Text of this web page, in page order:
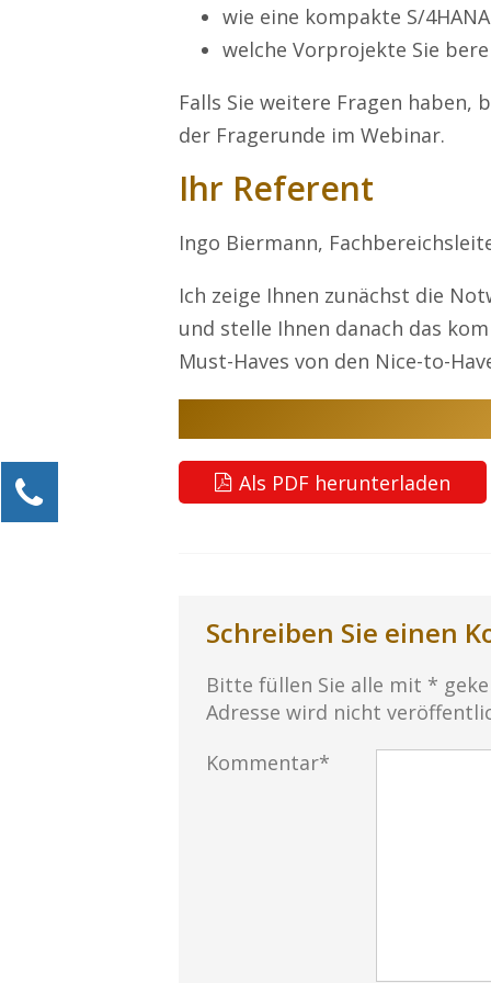
wie eine kompakte S/
welche Vorprojekte Sie
Falls Sie weitere Fragen
der Fragerunde im Webinar.
Ihr Referent
Ingo Biermann,
Ich zeige Ihnen zunächst die
und stelle Ihnen danach das
Must-Haves von den Nice-to-
Als PDF herunterladen
Schreiben Sie einen
Bitte füllen Sie alle mit *
Adresse wird nicht
Kommentar*
Kontaktieren Sie uns!
Alexander.Koessner-Maier@erlebe-software.de